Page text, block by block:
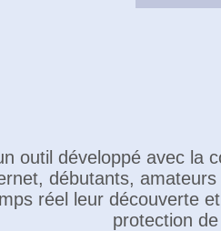
outil développé avec la
débutants,
réel leur découverte
protection